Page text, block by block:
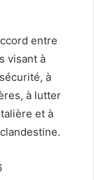
entre
visant à
à
à lutter
et à